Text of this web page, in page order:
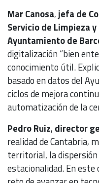
Mar Canosa,jefa de
Servicio de Limpieza
Ayuntamiento de
digitalización “bien
conocimiento útil.
basado en datos del
ciclos de mejora
automatización de la
Pedro Ruiz, director
realidad de Cantabria,
territorial, la
estacionalidad. En